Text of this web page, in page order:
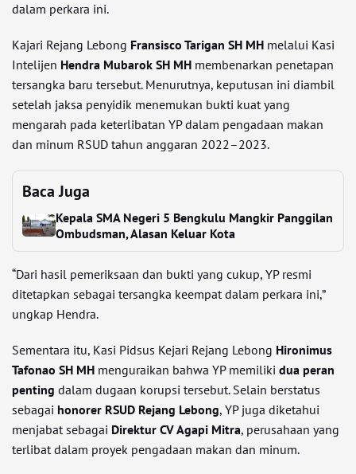
dalam perkara ini.
Kajari Rejang Lebong Fransisco Tarigan SH MH melalui Kasi
Intelijen Hendra Mubarok SH MH membenarkan penetapan
tersangka baru tersebut. Menurutnya, keputusan ini diambil
setelah jaksa penyidik menemukan bukti kuat yang
mengarah pada keterlibatan YP dalam pengadaan makan
dan minum RSUD tahun anggaran 2022–2023.
Baca Juga
Kepala SMA Negeri 5 Bengkulu Mangkir Panggilan
Ombudsman, Alasan Keluar Kota
“Dari hasil pemeriksaan dan bukti yang cukup, YP resmi
ditetapkan sebagai tersangka keempat dalam perkara ini,”
ungkap Hendra.
Sementara itu, Kasi Pidsus Kejari Rejang Lebong Hironimus
Tafonao SH MH menguraikan bahwa YP memiliki dua peran
penting dalam dugaan korupsi tersebut. Selain berstatus
sebagai honorer RSUD Rejang Lebong, YP juga diketahui
menjabat sebagai Direktur CV Agapi Mitra, perusahaan yang
terlibat dalam proyek pengadaan makan dan minum.